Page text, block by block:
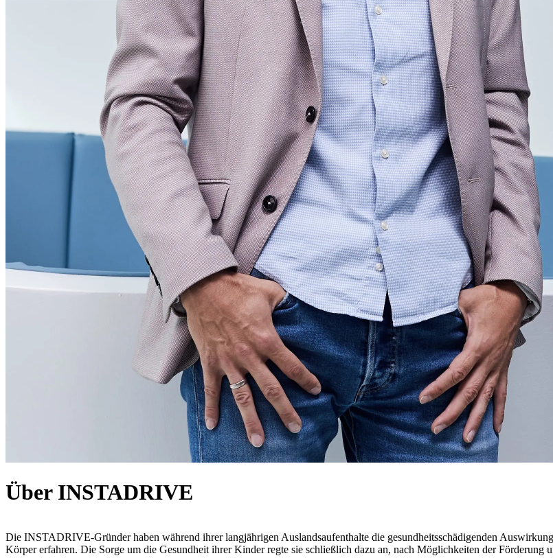
Über INSTADRIVE
Die INSTADRIVE-Gründer haben während ihrer langjährigen Auslandsaufenthalte die gesundheitsschädigenden
Körper erfahren. Die Sorge um die Gesundheit ihrer Kinder regte sie schließlich dazu an, nach Möglichkeiten der